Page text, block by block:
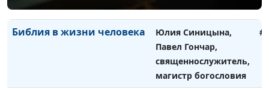
магистр богословия
Библия в жизни человека
Юлия Синицына,
Павел Гончар,
священнослужитель,
магистр богословия